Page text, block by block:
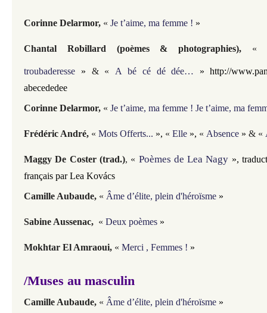
Corinne Delarmor, « Je t’aime, ma femme ! »
Chantal Robillard (poèmes & photographies), «
troubaderesse » & « A bé cé dé dée… » http://
abecededee
Corinne Delarmor, « Je t’aime, ma femme ! Je t’aime, ma
Frédéric André, « Mots Offerts... », « Elle », « Absence » & «
Maggy De Coster (trad.), « Poèmes de Lea Nagy », t
français par Lea Kovács
Camille Aubaude, « Âme d’élite, plein d'héroïsme »
Sabine Aussenac, « Deux poèmes »
Mokhtar El Amraoui, « Merci , Femmes ! »
/Muses au masculin
Camille Aubaude, « Âme d’élite, plein d'héroïsme »